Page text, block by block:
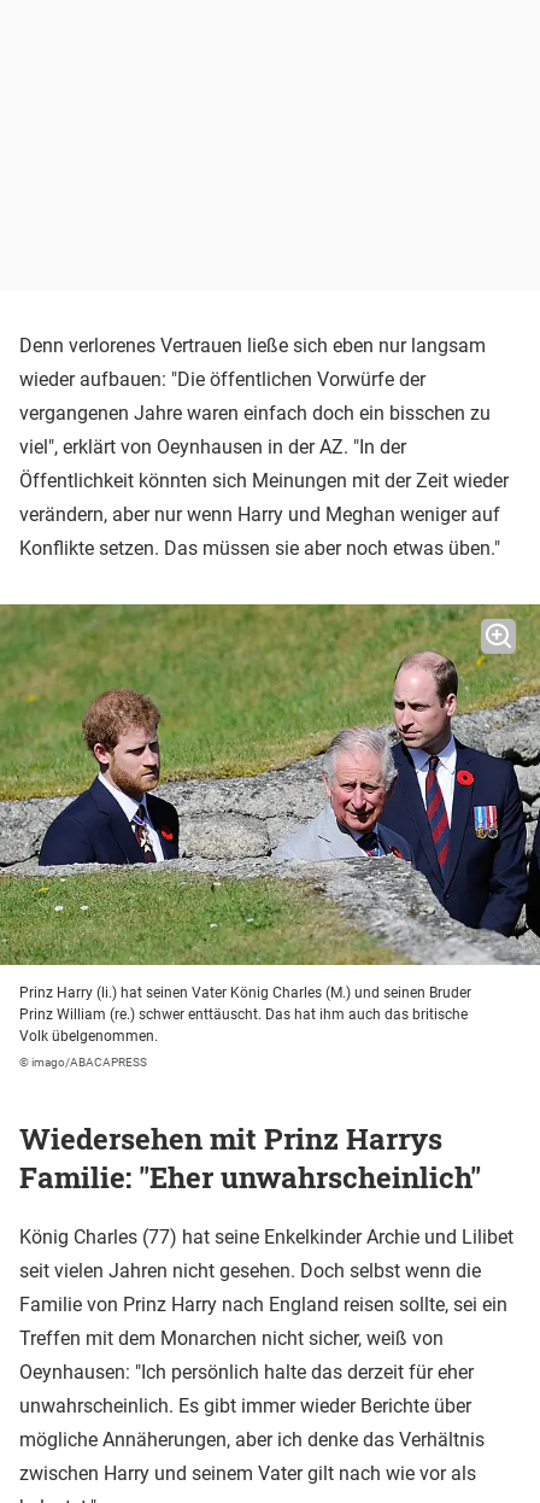
Denn verlorenes Vertrauen ließe sich eben nur langsam
wieder aufbauen: "Die öffentlichen Vorwürfe der
vergangenen Jahre waren einfach doch ein bisschen zu
viel", erklärt von Oeynhausen in der AZ. "In der
Öffentlichkeit könnten sich Meinungen mit der Zeit wieder
verändern, aber nur wenn Harry und Meghan weniger auf
Konflikte setzen. Das müssen sie aber noch etwas üben."
Prinz Harry (li.) hat seinen Vater König Charles (M.) und seinen Bruder
Prinz William (re.) schwer enttäuscht. Das hat ihm auch das britische
Volk übelgenommen.
© imago/ABACAPRESS
Wiedersehen mit Prinz Harrys
Familie: "Eher unwahrscheinlich"
König Charles (77) hat seine Enkelkinder Archie und Lilibet
seit vielen Jahren nicht gesehen. Doch selbst wenn die
Familie von Prinz Harry nach England reisen sollte, sei ein
Treffen mit dem Monarchen nicht sicher, weiß von
Oeynhausen: "Ich persönlich halte das derzeit für eher
unwahrscheinlich. Es gibt immer wieder Berichte über
mögliche Annäherungen, aber ich denke das Verhältnis
zwischen Harry und seinem Vater gilt nach wie vor als